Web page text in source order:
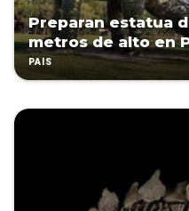
Preparan estatua
metros de alto en
PAÍS